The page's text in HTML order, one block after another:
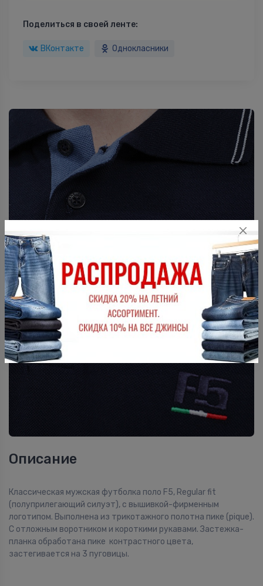
Поделиться в своей ленте:
ВКонтакте Однокласники
Описание
Классическая мужская футболка поло F5, Regular fit
(полуприлегающий силуэт), с вышивкой-фирменным
логотипом. Выполнена из трикотажного полотна пике (pique).
С отложным воротником и короткими рукавами. Застежка-
планка обработана пике контрастного цвета,
застегивается на 3 пуговицы.